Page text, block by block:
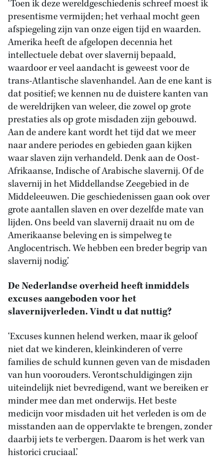
‘Toen ik deze wereldgeschiedenis schreef moest ik
presentisme vermijden; het verhaal mocht geen
afspiegeling zijn van onze eigen tijd en waarden.
Amerika heeft de afgelopen decennia het
intellectuele debat over slavernij bepaald,
waardoor er veel aandacht is geweest voor de
trans-Atlantische slavenhandel. Aan de ene kant is
dat positief; we kennen nu de duistere kanten van
de wereldrijken van weleer, die zowel op grote
prestaties als op grote misdaden zijn gebouwd.
Aan de andere kant wordt het tijd dat we meer
naar andere periodes en gebieden gaan kijken
waar slaven zijn verhandeld. Denk aan de Oost-
Afrikaanse, Indische of Arabische slavernij. Of de
slavernij in het Middellandse Zeegebied in de
Middeleeuwen. Die geschiedenissen gaan ook over
grote aantallen slaven en over dezelfde mate van
lijden. Ons beeld van slavernij draait nu om de
Amerikaanse beleving en is simpelweg te
Anglocentrisch. We hebben een breder begrip van
slavernij nodig.’
De Nederlandse overheid heeft inmiddels
excuses aangeboden voor het
slavernijverleden. Vindt u dat nuttig?
‘Excuses kunnen helend werken, maar ik geloof
niet dat we kinderen, kleinkinderen of verre
families de schuld kunnen geven van de misdaden
van hun voorouders. Verontschuldigingen zijn
uiteindelijk niet bevredigend, want we bereiken er
minder mee dan met onderwijs. Het beste
medicijn voor misdaden uit het verleden is om de
misstanden aan de oppervlakte te brengen, zonder
daarbij iets te verbergen. Daarom is het werk van
historici cruciaal.’